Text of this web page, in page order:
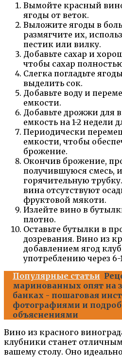
Вымойте красный
ягоды от веток.
Выложите ягоды в
размягчите их,
пестик или вилку.
Добавьте сахар и
чтобы сахар
Слегка погладьте
выделить сок.
Добавьте воду и
емкости.
Добавьте дрожжи для
емкость на 1-2 недели
Периодически
емкости, чтобы
брожение.
Окончив брожение,
получившуюся смесь,
горячительную
вина отсутствуют
фруктовой мякоти.
Излейте вино в
плотно.
Оставьте бутылки в
дозревания. Вино из
добавлением ягод
употреблению через 6-
Популярные статьи
маринованных опят на
банках - пошаговая
фотографиями и
объяснениями
Вино из красного
клубники станет
вашему столу. Оно